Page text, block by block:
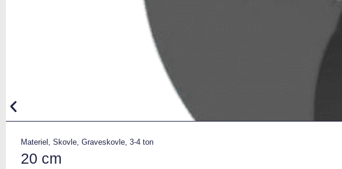
Materiel , Skovle, Graveskovle, 3-4 ton
20 cm